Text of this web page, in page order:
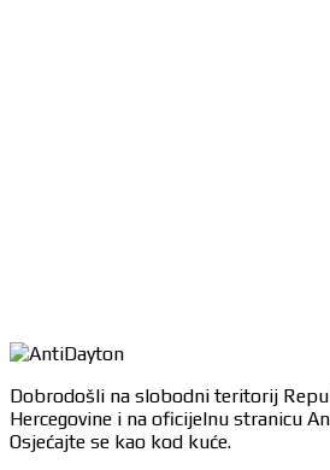
Dobrodošli na slobodni teritorij
Hercegovine i na oficijelnu stranicu
Osjećajte se kao kod kuće.